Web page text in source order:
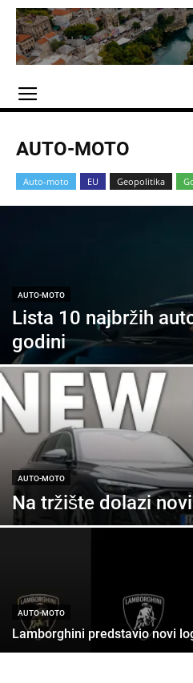
AUTO-MOTO
Auto-moto EU Geopolitika
AUTO-MOTO
Lista 10 najbržih
godini
AUTO-MOTO
Na tržište dolazi
AUTO-MOTO
Lamborghini predstavio novi